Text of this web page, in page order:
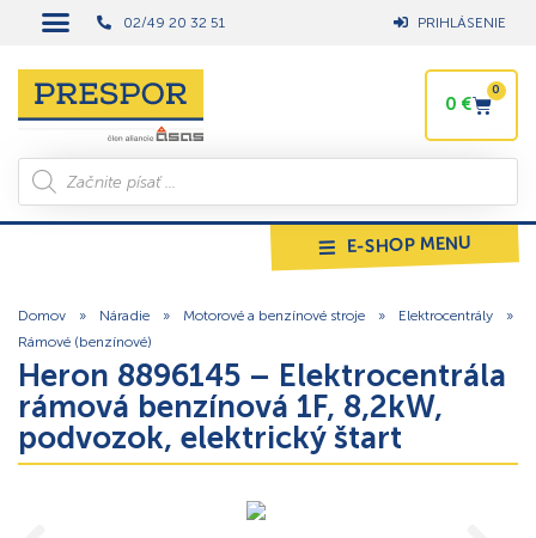
02/49 20 32 51 PRIHLÁSENIE
0 €
0
E-SHOP MENU
Domov » Náradie » Motorové a benzínové stroje » Elektrocentrály
»
Rámové (benzínové)
Heron 8896145 – Elektrocentrála
rámová benzínová 1F, 8,2kW,
podvozok, elektrický štart